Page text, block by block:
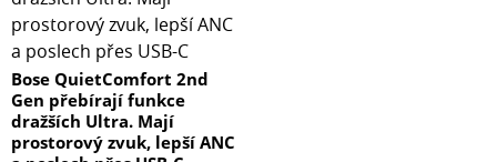
Bose QuietComfort 2nd
Gen přebírají funkce
dražších Ultra. Mají
prostorový zvuk, lepší ANC